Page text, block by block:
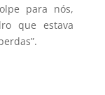
para nós,
que estava